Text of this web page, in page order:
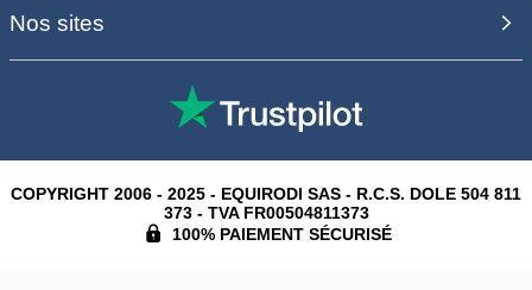
Nos sites
COPYRIGHT 2006 - 2025 - EQUIRODI SAS - R.C.S. DOLE 504 811
373 - TVA FR00504811373
100% PAIEMENT SÉCURISÉ